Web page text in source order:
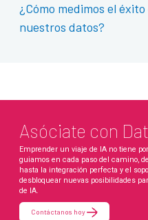
¿Cómo medimos el
nuestros datos?
Asóciate con
Emprender un viaje de IA no tiene
guiamos en cada paso del camino,
hasta la integración perfecta y el
desbloquear nuevas posibilidades
de IA.
Contáctanos hoy